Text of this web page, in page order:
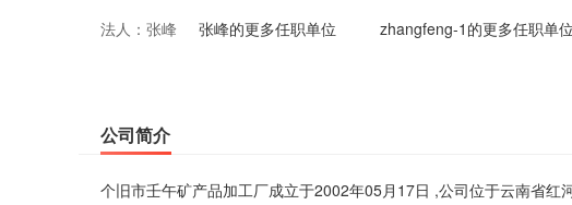
方可开展经营活动）
法人： 张峰 张峰的更多任职单位 zhangfeng-1的更多任职单位
公司简介
个旧市壬午矿产品加工厂成立于2002年05月17日 ,公司位于云南省